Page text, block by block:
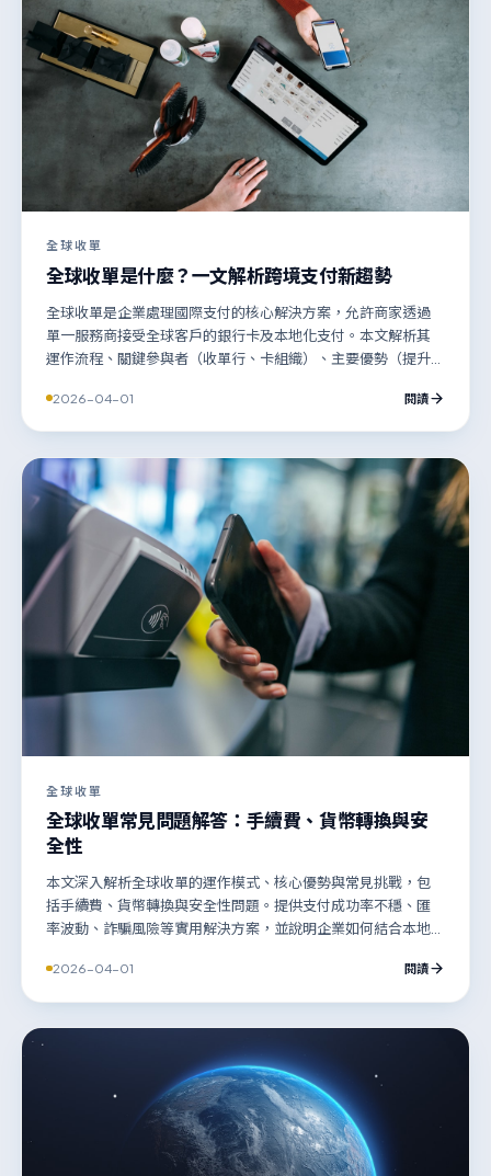
全球收單
全球收單是什麼？一文解析跨境支付新趨勢
全球收單是企業處理國際支付的核心解決方案，允許商家透過
單一服務商接受全球客戶的銀行卡及本地化支付。本文解析其
運作流程、關鍵參與者（收單行、卡組織）、主要優勢（提升
及選擇服務商的要點，助企業順利拓展跨境業務。
2026-04-01 閱讀
全球收單
全球收單常見問題解答：手續費、貨幣轉換與安
全性
本文深入解析全球收單的運作模式、核心優勢與常見挑戰，包
括手續費、貨幣轉換與安全性問題。提供支付成功率不穩、匯
率波動、詐騙風險等實用解決方案，並說明企業如何結合本地
2026-04-01 閱讀